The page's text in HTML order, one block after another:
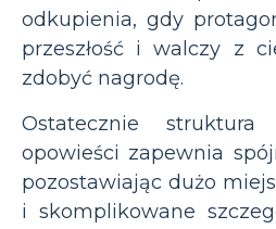
odkupienia, gdy
przeszłość i walczy z
zdobyć nagrodę.
Ostatecznie struktura
opowieści zapewnia
pozostawiając dużo
i skomplikowane